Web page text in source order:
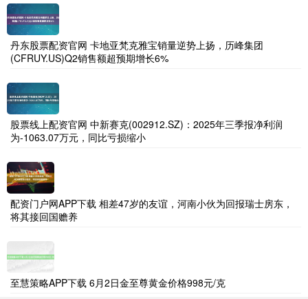
丹东股票配资官网 卡地亚梵克雅宝销量逆势上扬，历峰集团
(CFRUY.US)Q2销售额超预期增长6%
股票线上配资官网 中新赛克(002912.SZ)：2025年三季报净利润
为-1063.07万元，同比亏损缩小
配资门户网APP下载 相差47岁的友谊，河南小伙为回报瑞士房东，
将其接回国赡养
至慧策略APP下载 6月2日金至尊黄金价格998元/克